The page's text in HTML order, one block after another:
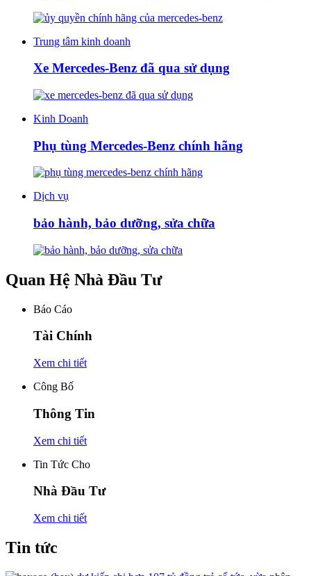
Trung tâm kinh doanh
Xe Mercedes-Benz đã qua sử dụng
Kinh Doanh
Phụ tùng Mercedes-Benz chính hãng
Dịch vụ
bảo hành, bảo dưỡng, sửa chữa
Quan Hệ Nhà Đầu Tư
Báo Cáo
Tài Chính
Xem chi tiết
Công Bố
Thông Tin
Xem chi tiết
Tin Tức Cho
Nhà Đầu Tư
Xem chi tiết
Tin tức